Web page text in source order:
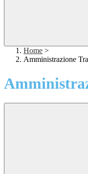
Home >
Amministrazione